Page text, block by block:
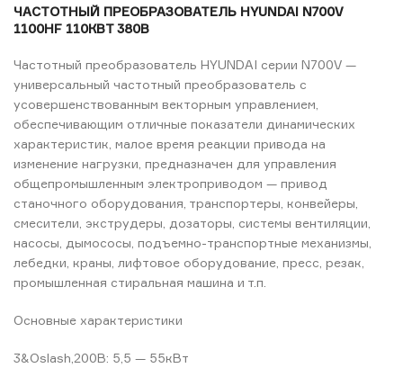
ЧАСТОТНЫЙ ПРЕОБРАЗОВАТЕЛЬ HYUNDAI N700V
1100HF 110КВТ 380В
Частотный преобразователь HYUNDAI серии N700V —
универсальный частотный преобразователь с
усовершенствованным векторным управлением,
обеспечивающим отличные показатели динамических
характеристик, малое время реакции привода на
изменение нагрузки, предназначен для управления
общепромышленным электроприводом — привод
станочного оборудования, транспортеры, конвейеры,
смесители, экструдеры, дозаторы, системы вентиляции,
насосы, дымососы, подъемно-транспортные механизмы,
лебедки, краны, лифтовое оборудование, пресс, резак,
промышленная стиральная машина и т.п.
Основные характеристики
3&Oslash,200В: 5,5 — 55кВт